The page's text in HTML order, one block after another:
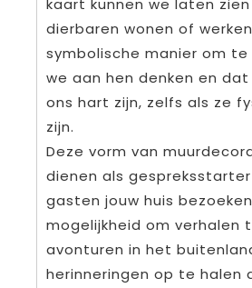
kaart kunnen we laten
dierbaren wonen of
symbolische manier om
we aan hen denken en
ons hart zijn, zelfs als ze
zijn.
Deze vorm van
dienen als
gasten jouw huis
mogelijkheid om verhalen
avonturen in het
herinneringen op te halen